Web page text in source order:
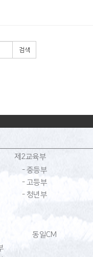
검색
제2교육부
- 중등부
- 고등부
- 청년부
동일CM